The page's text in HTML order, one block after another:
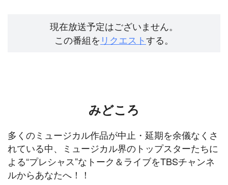
現在放送予定はございません。
この番組を リクエストする。
みどころ
多くのミュージカル作品が中止・延期を余儀なくさ
れている中、ミュージカル界のトップスターたちに
よる“プレシャス”なトーク＆ライブをTBSチャンネ
ルからあなたへ！！